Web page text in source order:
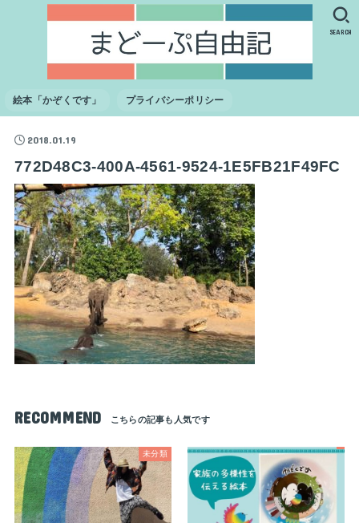
絵本「かぞくです」 プライバシーポリシー
SEARCH
2018.01.19
772D48C3-400A-4561-9524-1E5FB21F49FC
RECOMMEND
未分類